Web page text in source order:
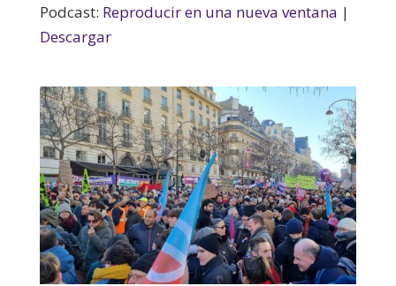
Podcast: Reproducir en una nueva ventana |
Descargar